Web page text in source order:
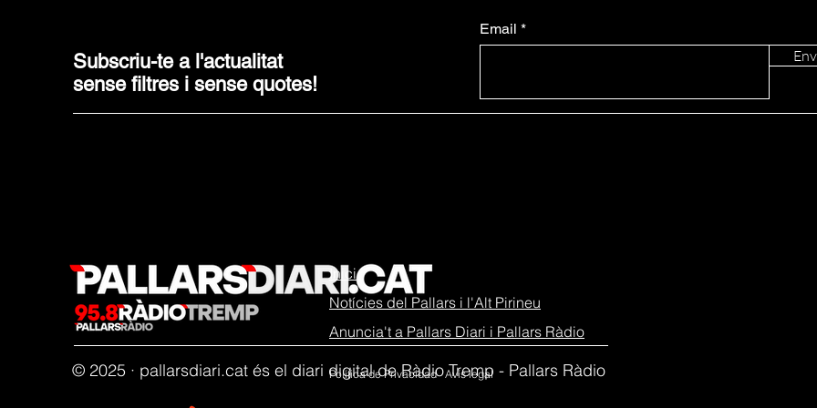
Subscriu-te a l'actualitat
sense filtres i sense quotes!
Email
© 2025 · pallarsdiari.cat és el diari digital de Ràdio Tremp - Pallars Ràdio
Inici
Notícies del Pallars i l'Alt Pirineu
Anuncia't a Pallars Diari i Pallars Ràdio
Política de Privacidad Avís legal